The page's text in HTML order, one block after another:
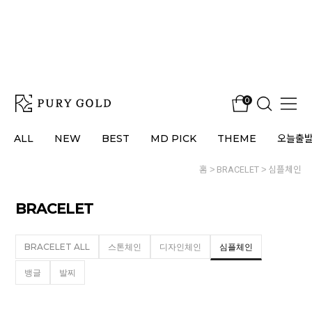
0
ALL NEW BEST MD PICK THEME 오늘출
홈 BRACELET 심플체인
BRACELET
BRACELET ALL 스톤체인 디자인체인 심플체인
뱅글 발찌